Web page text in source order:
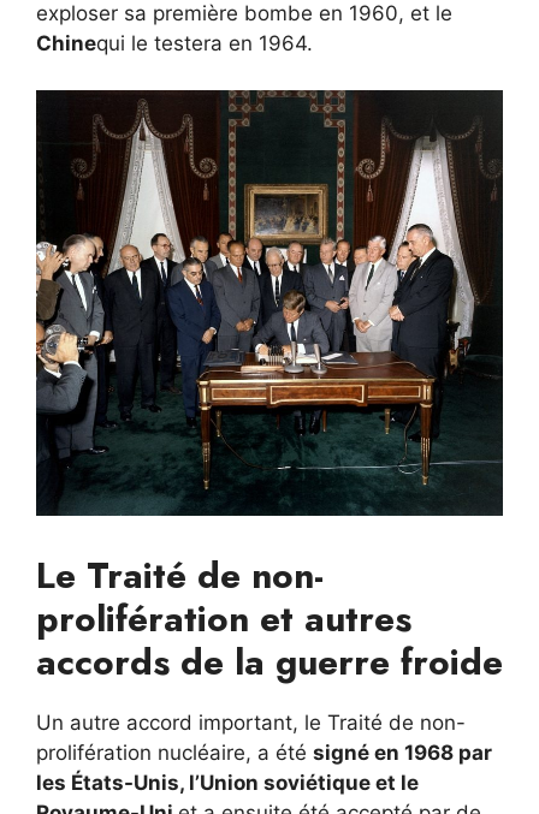
exploser sa première bombe en 1960, et le
Chinequi le testera en 1964.
Le Traité de non-
prolifération et autres
accords de la guerre froide
Un autre accord important, le Traité de non-
prolifération nucléaire, a été signé en 1968 par
les États-Unis, l’Union soviétique et le